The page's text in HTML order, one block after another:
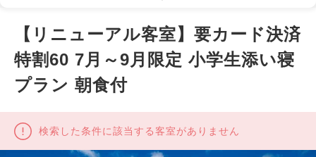
【リニューアル客室】要カード決済
特割60 7月～9月限定 小学生添い寝
プラン 朝食付
検索した条件に該当する客室がありません